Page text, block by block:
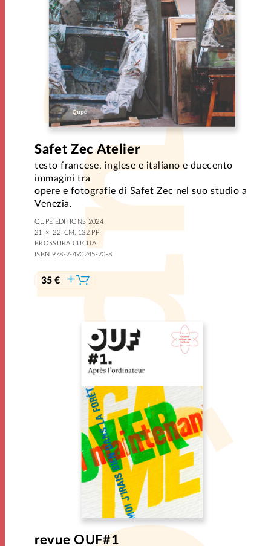
Safet Zec Atelier
testo francese, inglese e italiano e duecento
immagini tra
opere e fotografie di Safet Zec nel suo studio a
Venezia.
QUPÉ ÉDITIONS 2024
21 × 22 CM, 132 PP
BROSSURA CUCITA,
ISBN 978-2-490245-20-8
35 €
revueOUF#1